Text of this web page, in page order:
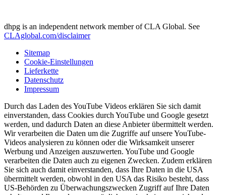
dhpg is an independent network member of CLA Global. See
CLAglobal.com/disclaimer
Sitemap
Cookie-Einstellungen
Lieferkette
Datenschutz
Impressum
Durch das Laden des YouTube Videos erklären Sie sich damit
einverstanden, dass Cookies durch YouTube und Google gesetzt
werden, und dadurch Daten an diese Anbieter übermittelt werden.
Wir verarbeiten die Daten um die Zugriffe auf unsere YouTube-
Videos analysieren zu können oder die Wirksamkeit unserer
Werbung und Anzeigen auszuwerten. YouTube und Google
verarbeiten die Daten auch zu eigenen Zwecken. Zudem erklären
Sie sich auch damit einverstanden, dass Ihre Daten in die USA
übermittelt werden, obwohl in den USA das Risiko besteht, dass
US-Behörden zu Überwachungszwecken Zugriff auf Ihre Daten